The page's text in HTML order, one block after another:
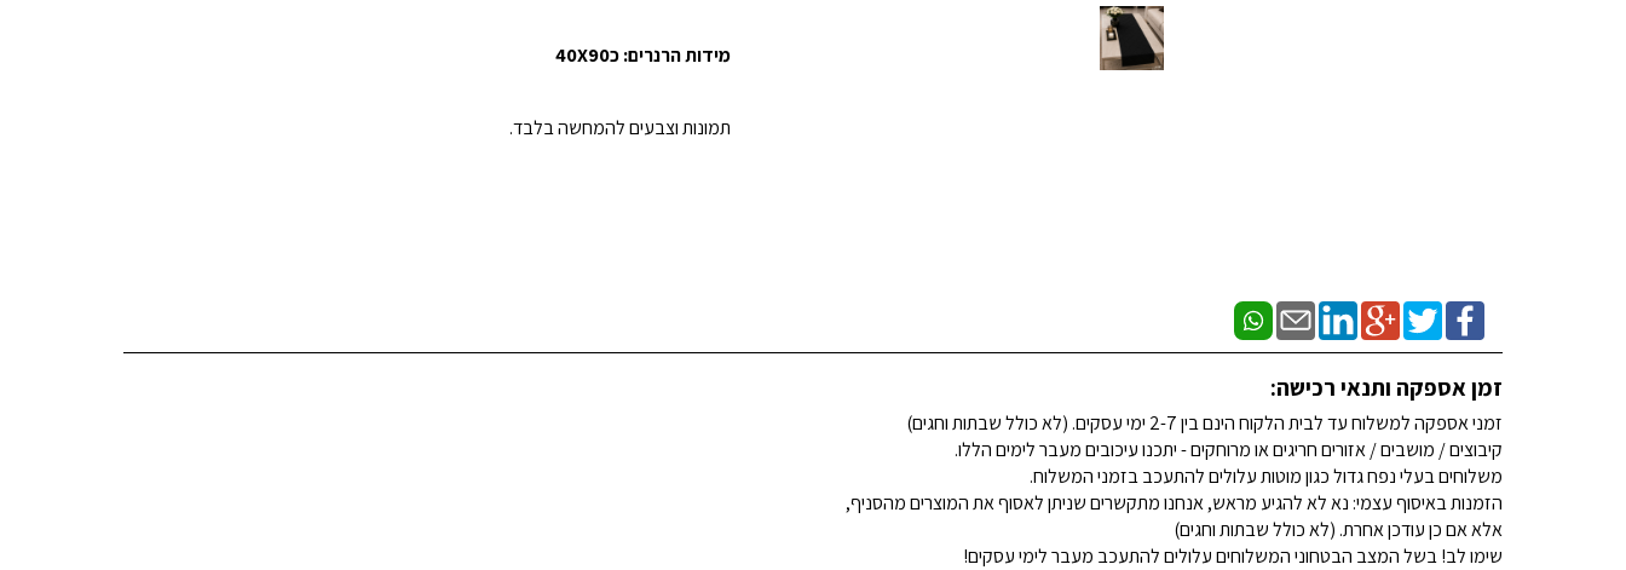
מידות הרנרים: כ40X90
תמונות וצבעים להמחשה בלבד.
זמן אספקה ותנאי רכישה:
זמני אספקה למשלוח עד לבית הלקוח הינם בין 2-7 ימי עסקים. (לא כולל שבתות וחגים)
קיבוצים / מושבים / אזורים חריגים או מרוחקים - יתכנו עיכובים מעבר לימים הללו.
משלוחים בעלי נפח גדול כגון מוטות עלולים להתעכב בזמני המשלוח.
הזמנות באיסוף עצמי: נא לא להגיע מראש, אנחנו מתקשרים שניתן לאסוף את המוצרים מהסניף,
אלא אם כן עודכן אחרת. (לא כולל שבתות וחגים)
שימו לב! בשל המצב הבטחוני המשלוחים עלולים להתעכב מעבר לימי עסקים!